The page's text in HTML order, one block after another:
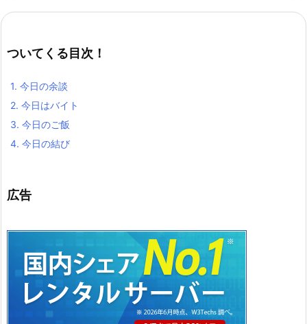
ついてくる目次！
1. 今日の余談
2. 今日はバイト
3. 今日のご飯
4. 今日の結び
広告